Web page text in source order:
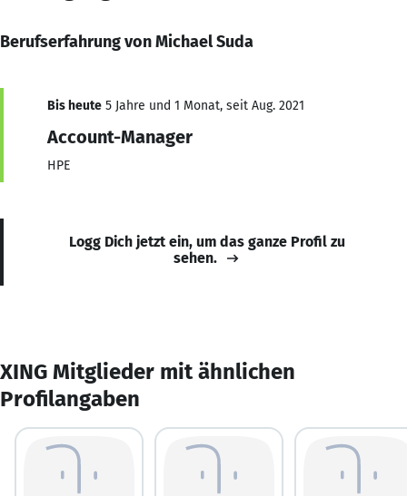
Berufserfahrung von Michael Suda
Bis heute 5 Jahre und 1 Monat, seit Aug. 2021
Account-Manager
HPE
Logg Dich jetzt ein, um das ganze Profil zu
sehen.
XING Mitglieder mit ähnlichen
Profilangaben